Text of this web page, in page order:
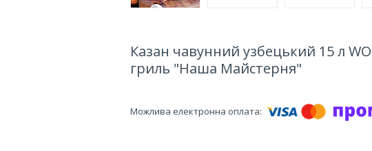
Казан чавунний узбецький 15 л
гриль "Наша Майстерня"